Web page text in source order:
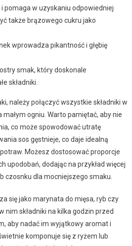
i pomaga w uzyskaniu odpowiedniej
także brązowego cukru jako
wprowadza pikantność i głębię
smak, który doskonale
składniki.
należy połączyć wszystkie składniki w
ogniu. Warto pamiętać, aby nie
co może spowodować utratę
sos gęstnieje, co daje idealną
Możesz dostosować proporcje
upodobań, dodając na przykład więcej
czosnku dla mocniejszego smaku.
się jako marynata do mięsa, ryb czy
nim składniki na kilka godzin przed
aby nadać im wyjątkowy aromat i
komponuje się z ryżem lub